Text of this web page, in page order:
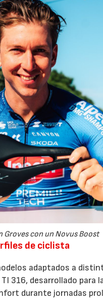
Groves con un Novus Boost
de ciclista
adaptados a
316, desarrollado para
durante jornadas
15/07/2026